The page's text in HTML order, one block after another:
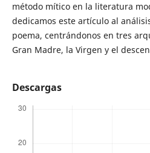
método mítico en la literatura
dedicamos este artículo al
poema, centrándonos en tres
Gran Madre, la Virgen y el
Descargas